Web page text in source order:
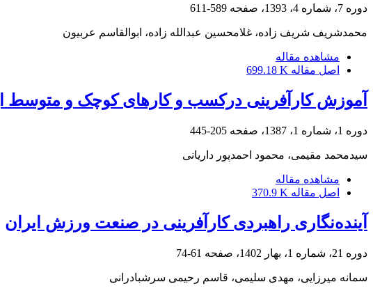
دوره 7، شماره 4، 1393، صفحه 589-611
محمدشریف شریف زاده، غلامحسین عبدالله زاده، ابوالقاسم عربیون
مشاهده مقاله
اصل مقاله 699.18 K
آموزش کارآفرینی درکسب و کارهای کوچک و متوسط
دوره 1، شماره 1، 1387، صفحه 205-445
سیدمحمد مقیمی، محمود احمدپور داریانی
مشاهده مقاله
اصل مقاله 370.9 K
آینده‌نگاری راهبردی کارآفرینی در صنعت ورزش ایران
دوره 21، شماره 1، بهار 1402، صفحه 61-74
سمانه میرزایی، مهدی سلیمی، قاسم رحیمی سرشبادرانی